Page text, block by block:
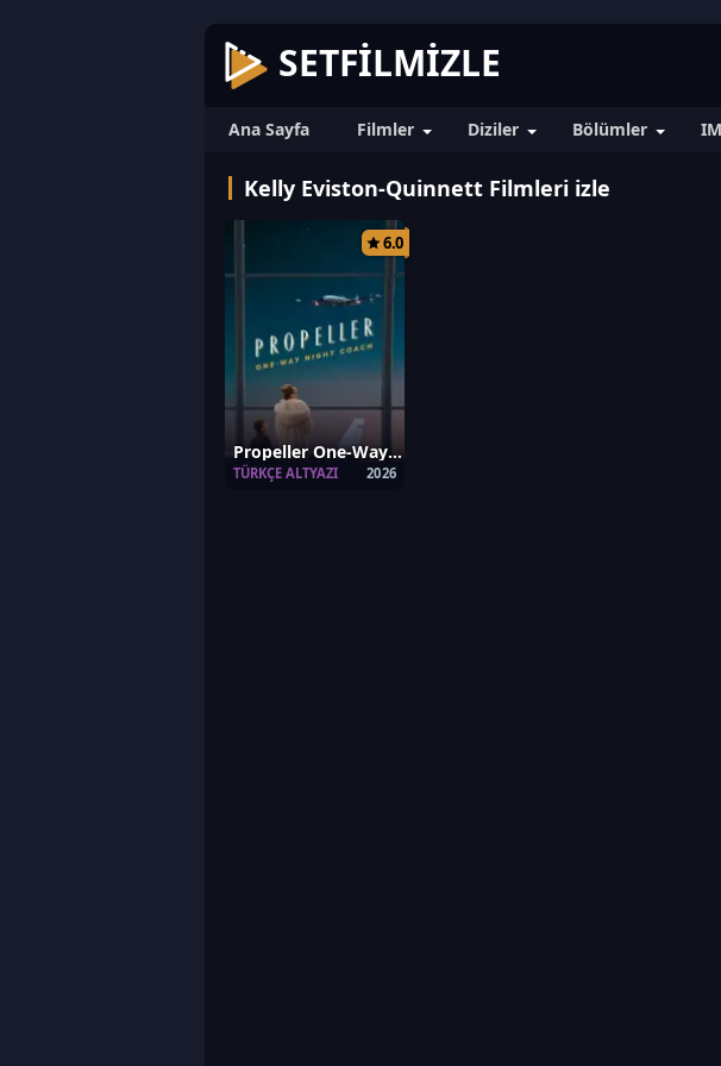
SETFILMIZLE
Ana Sayfa Filmler Diziler Bölümler
Kelly Eviston-Quinnett Filmleri izle
6.0
Propeller One-Way Night Coach
2026
TÜRKÇE ALTYAZI